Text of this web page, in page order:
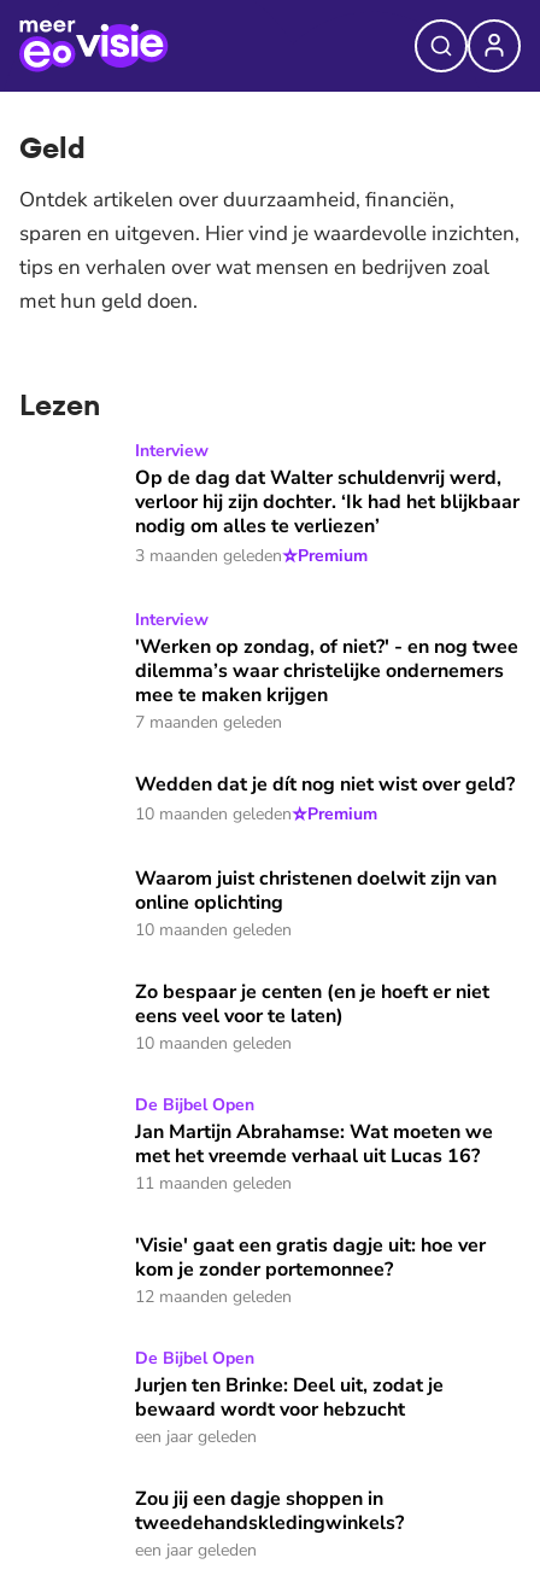
Geld
Ontdek artikelen over duurzaamheid, financiën,
sparen en uitgeven. Hier vind je waardevolle inzichten,
tips en verhalen over wat mensen en bedrijven zoal
met hun geld doen.
Lezen
Op de dag dat Walter schuldenvrij werd, verloor hij zijn
Interview
Op de dag dat Walter schuldenvrij werd,
verloor hij zijn dochter. ‘Ik had het blijkbaar
nodig om alles te verliezen’
3 maanden geleden⭐Premium
'Werken op zondag, of niet?' - en nog twee dilemma’s
Interview
'Werken op zondag, of niet?' - en nog twee
dilemma’s waar christelijke ondernemers
mee te maken krijgen
7 maanden geleden
Wedden dat je dít nog niet wist over geld?
Wedden dat je dít nog niet wist over geld?
10 maanden geleden⭐Premium
Waarom juist christenen doelwit zijn van online oplichting
Waarom juist christenen doelwit zijn van
online oplichting
10 maanden geleden
Zo bespaar je centen (en je hoeft er niet eens veel voor te
Zo bespaar je centen (en je hoeft er niet
eens veel voor te laten)
10 maanden geleden
Jan Martijn Abrahamse: Wat moeten we met het vreemde
De Bijbel Open
Jan Martijn Abrahamse: Wat moeten we
met het vreemde verhaal uit Lucas 16?
11 maanden geleden
'Visie' gaat een gratis dagje uit: hoe ver kom je zonder
'Visie' gaat een gratis dagje uit: hoe ver
kom je zonder portemonnee?
12 maanden geleden
Jurjen ten Brinke: Deel uit, zodat je bewaard wordt voor
De Bijbel Open
Jurjen ten Brinke: Deel uit, zodat je
bewaard wordt voor hebzucht
een jaar geleden
Zou jij een dagje shoppen in tweedehandskledingwinkels?
Zou jij een dagje shoppen in
tweedehandskledingwinkels?
een jaar geleden